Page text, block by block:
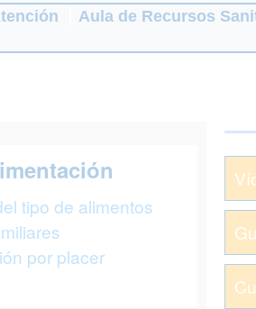
Aula de Recursos
tipo de alimentos
por placer